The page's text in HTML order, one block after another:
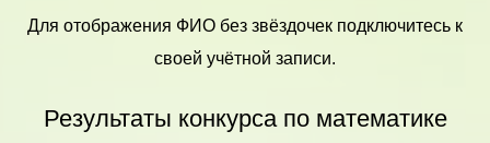
Для отображения ФИО без звёздочек подключитесь к
своей учётной записи.
Результаты конкурса по математике